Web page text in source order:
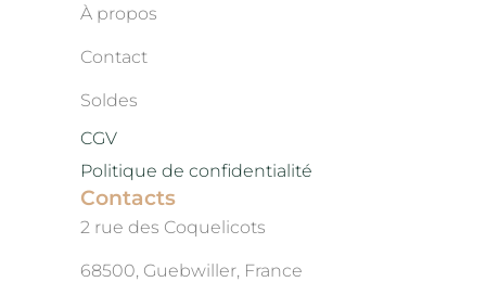
À propos
Contact
Soldes
CGV
Politique de confidentialité
Contacts
2 rue des Coquelicots
68500, Guebwiller, France